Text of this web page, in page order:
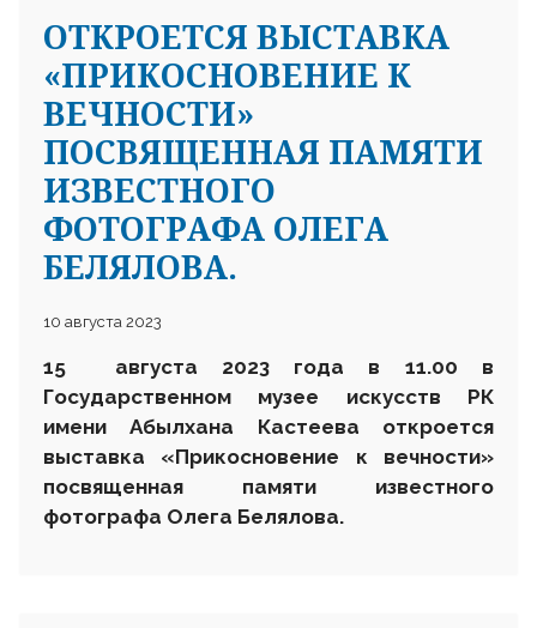
ОТКРОЕТСЯ ВЫСТАВКА
«ПРИКОСНОВЕНИЕ К
ВЕЧНОСТИ»
ПОСВЯЩЕННАЯ ПАМЯТИ
ИЗВЕСТНОГО
ФОТОГРАФА ОЛЕГА
БЕЛЯЛОВА.
10 августа 2023
15 августа 2023 года в 11.00 в
Государственном музее искусств РК
имени Абылхана Кастеева откроется
выставка «Прикосновение к вечности»
посвященная памяти известного
фотографа Олега Белялова.